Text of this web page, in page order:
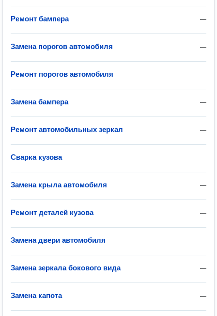
—
Ремонт бампера
—
Замена порогов автомобиля
—
Ремонт порогов автомобиля
—
Замена бампера
—
Ремонт автомобильных зеркал
—
Сварка кузова
—
Замена крыла автомобиля
—
Ремонт деталей кузова
—
Замена двери автомобиля
—
Замена зеркала бокового вида
—
Замена капота